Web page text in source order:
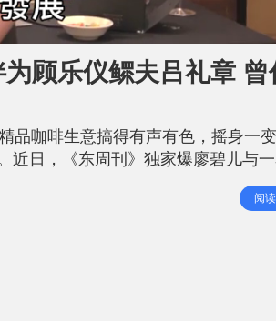
顾乐仪鳏夫吕礼章 曾
品咖啡生意搞得有声有色，摇身一
近日，《东周刊》独家爆廖碧儿与
处理公务的廖碧儿耐心守候，更细
高、入会费高达130万的富贵私人
阅